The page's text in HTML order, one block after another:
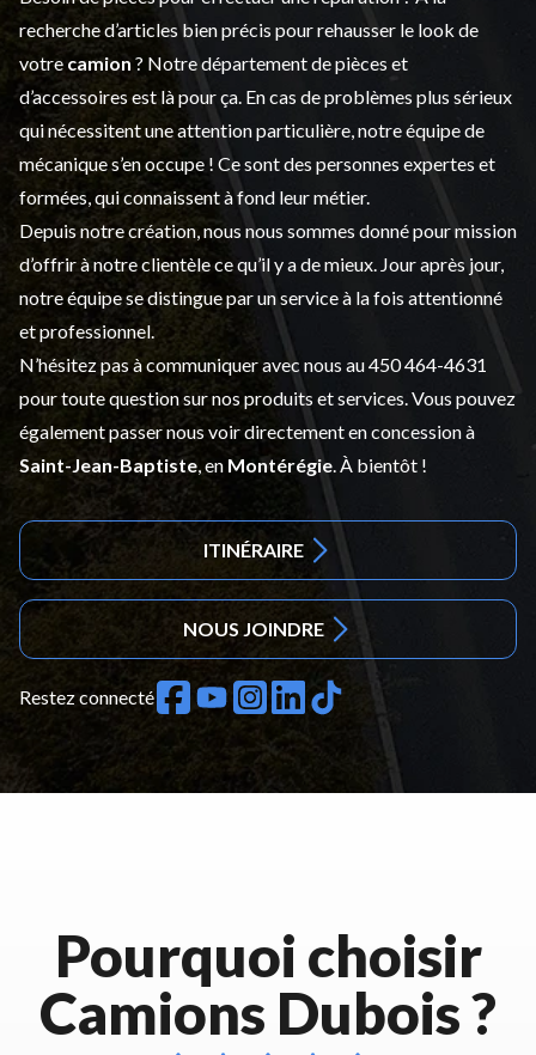
recherche d’articles bien précis pour rehausser le look de
votre camion ? Notre département depièces et
d’accessoiresest là pour ça. En cas de problèmes plus sérieux
qui nécessitent une attention particulière, notre équipe de
mécanique s’en occupe ! Ce sont des personnes expertes et
formées, qui connaissent à fond leur métier.
Depuis notre création, nous nous sommes donné pour mission
d’offrir à notre clientèle ce qu’il y a de mieux. Jour après jour,
notre équipe se distingue par un service à la fois attentionné
et professionnel.
N’hésitez pas à communiquer avec nous au450 464-4631
pour toute question sur nos produits et services. Vous pouvez
également passer nous voir directement en concession à
Saint-Jean-Baptiste , en Montérégie . À bientôt !
ITINÉRAIRE
NOUS JOINDRE
Restez connecté
Pourquoi choisir
Camions Dubois ?